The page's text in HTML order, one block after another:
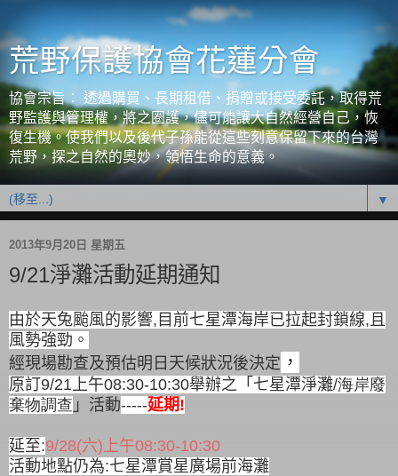
荒野保護協會花蓮分會
協會宗旨： 透過購買、長期租借、捐贈或接受委託，取得荒
野監護與管理權，將之圈護，儘可能讓大自然經營自己，恢
復生機。使我們以及後代子孫能從這些刻意保留下來的台灣
荒野，探之自然的奧妙，領悟生命的意義。
▼
2013年9月20日 星期五
9/21淨灘活動延期通知
由於天兔颱風的影響, 目前七星潭海岸已拉起封鎖線, 且
風勢強勁。
經現場勘查及預估明日天候狀況後決定 ，
原訂9/21 上午08:30-10:30舉辦之「七星潭淨灘/海岸廢
棄物調查 」活動-----延期!
延至:9/28(六) 上午08:30-10:30
活動地點仍為:七星潭賞星廣場前海灘